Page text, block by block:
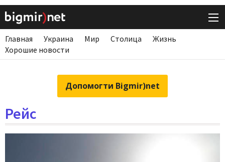
Главная Украина Мир Столица
Жизнь
Хорошие новости
Допомогти Bigmir)net
Рейс